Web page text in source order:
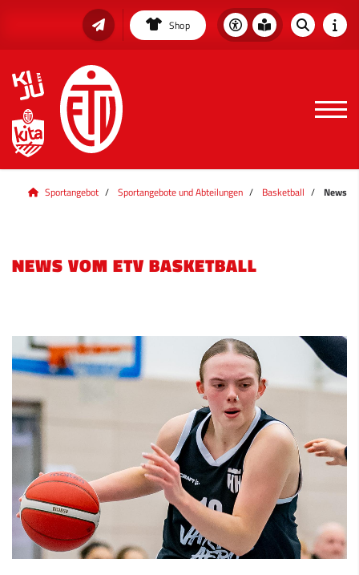
Shop
Sportangebot Sportangebote und Abteilungen Basketball News
NEWS VOM ETV BASKETBALL